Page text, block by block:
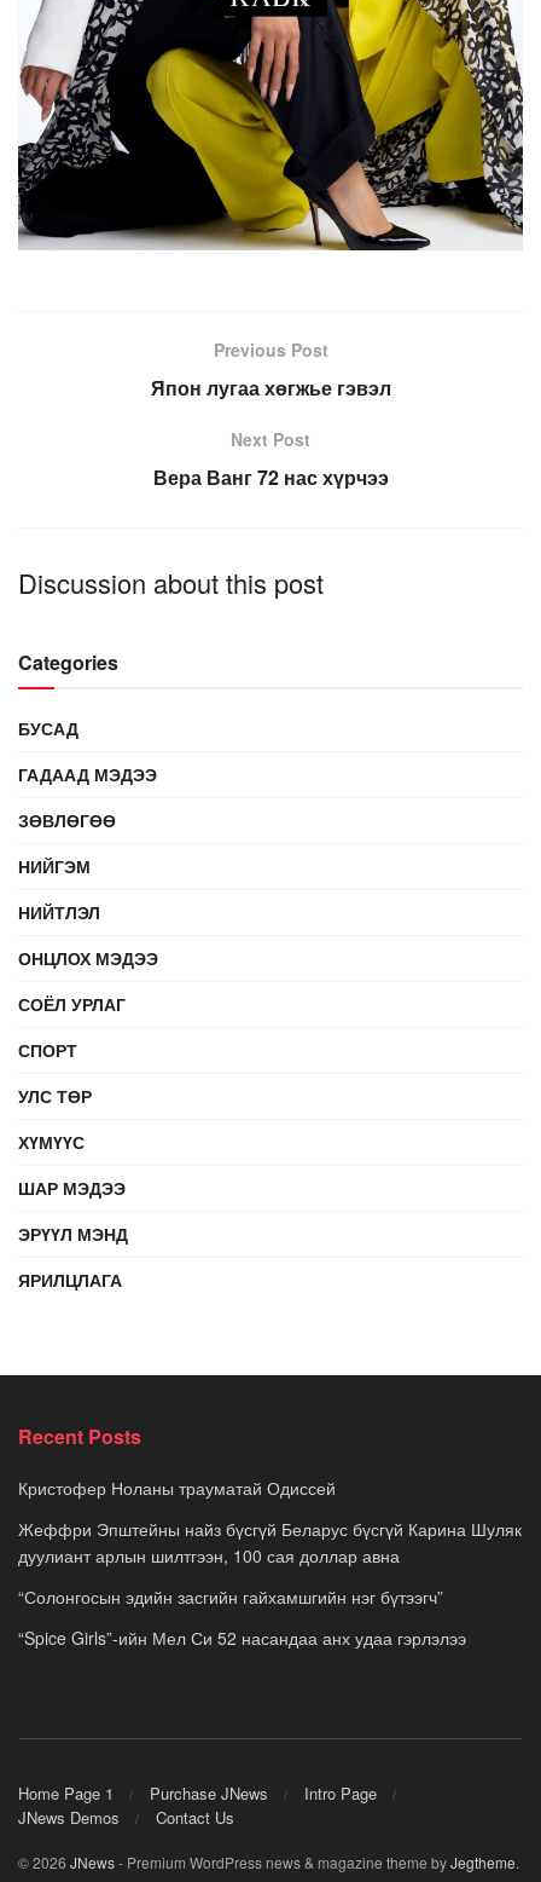
Previous Post
Япон лугаа хөгжье гэвэл
Next Post
Вера Ванг 72 нас хүрчээ
Discussion about this post
Categories
БУСАД
ГАДААД МЭДЭЭ
ЗӨВЛӨГӨӨ
НИЙГЭМ
НИЙТЛЭЛ
ОНЦЛОХ МЭДЭЭ
СОЁЛ УРЛАГ
СПОРТ
УЛС ТӨР
ХҮМҮҮС
ШАР МЭДЭЭ
ЭРҮҮЛ МЭНД
ЯРИЛЦЛАГА
Recent Posts
Кристофер Ноланы трауматай Одиссей
Жеффри Эпштейны найз бүсгүй Беларус бүсгүй Карина Шуляк
дуулиант арлын шилтгээн, 100 сая доллар авна
“Солонгосын эдийн засгийн гайхамшгийн нэг бүтээгч”
“Spice Girls”-ийн Мел Си 52 насандаа анх удаа гэрлэлээ
Home Page 1 Purchase JNews
Intro Page
JNews Demos
Contact Us
© 2026 JNews- Premium WordPress news & magazine theme byJegtheme.